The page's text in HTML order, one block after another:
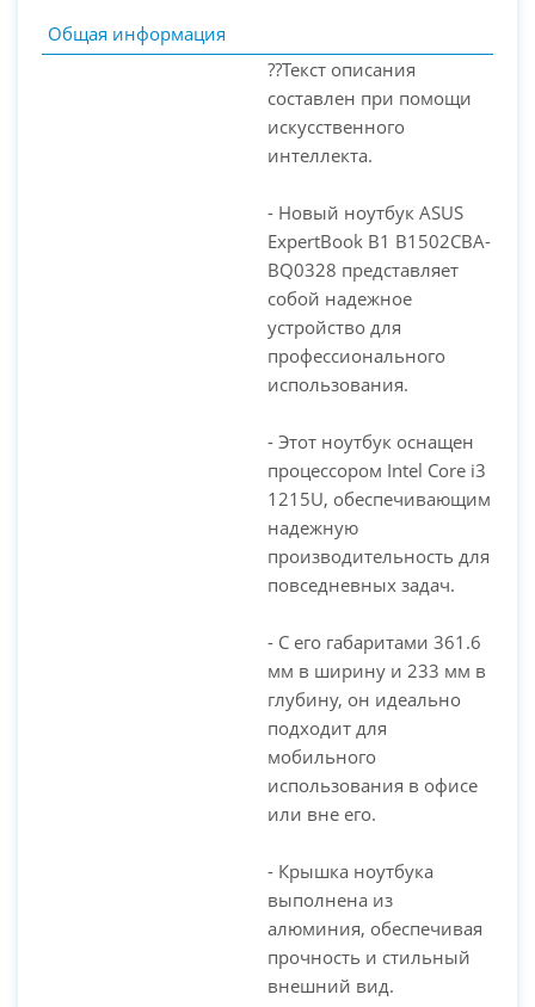
PC-Arena на карте Москвы — Яндекс Карты
Общая информация
??Текст описания
составлен при помощи
искусственного
интеллекта.
- Новый ноутбук ASUS
ExpertBook B1 B1502CBA-
BQ0328 представляет
собой надежное
устройство для
профессионального
использования.
- Этот ноутбук оснащен
процессором Intel Core i3
1215U, обеспечивающим
надежную
производительность для
повседневных задач.
- С его габаритами 361.6
мм в ширину и 233 мм в
глубину, он идеально
подходит для
мобильного
использования в офисе
или вне его.
- Крышка ноутбука
выполнена из
алюминия, обеспечивая
прочность и стильный
внешний вид.